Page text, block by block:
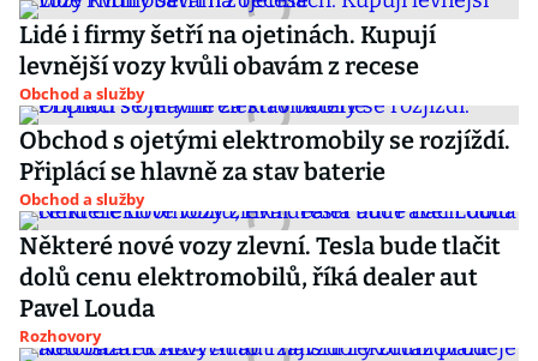
Lidé i firmy šetří na ojetinách. Kupují
levnější vozy kvůli obavám z recese
Obchod a služby
Obchod s ojetými elektromobily se rozjíždí.
Připlácí se hlavně za stav baterie
Obchod a služby
Některé nové vozy zlevní. Tesla bude tlačit
dolů cenu elektromobilů, říká dealer aut
Pavel Louda
Rozhovory